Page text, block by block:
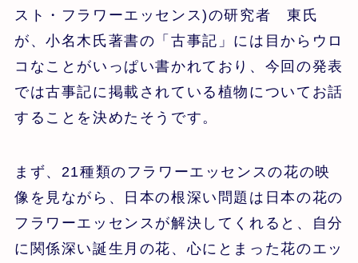
スト・フラワーエッセンス)の研究者 東氏
が、小名木氏著書の「古事記」には目からウロ
コなことがいっぱい書かれており、今回の発表
では古事記に掲載されている植物についてお話
することを決めたそうです。
まず、21種類のフラワーエッセンスの花の映
像を見ながら、日本の根深い問題は日本の花の
フラワーエッセンスが解決してくれると、自分
に関係深い誕生月の花、心にとまった花のエッ